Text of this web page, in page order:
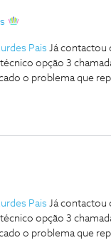
Pais Já contactou
opção 3
o problema que
Pais Já contactou
opção 3
o problema que